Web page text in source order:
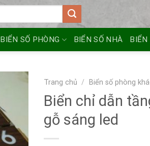
BIỂN SỐ PHÒNG BIỂN SỐ NHÀ
Trang chủ / Biển số phòng
Biển chỉ dẫn
gỗ sáng led